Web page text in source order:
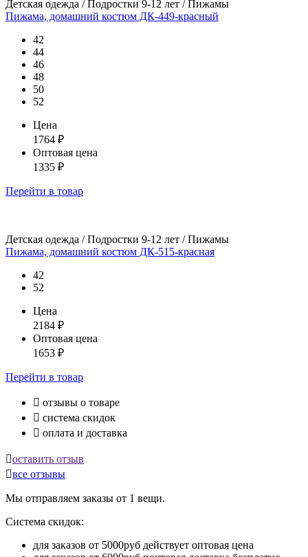
Детская одежда / Подростки 9-12 лет / Пижамы
Пижама, домашний костюм ДК-449-красный
42
44
46
48
50
52
Цена
1764 ₽
Оптовая цена
1335 ₽
Перейти в товар
Детская одежда / Подростки 9-12 лет / Пижамы
Пижама, домашний костюм ДК-515-красная
42
52
Цена
2184 ₽
Оптовая цена
1653 ₽
Перейти в товар
 отзывы о товаре
 система скидок
 оплата и доставка
оставить отзыв
все отзывы
Мы отправляем заказы от 1 вещи.
Система скидок:
для заказов от 5000руб действует оптовая цена